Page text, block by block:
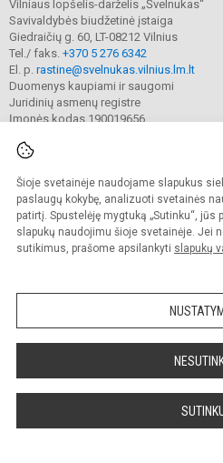
Šioje svetainėje naudojame slapukus
paslaugų kokybę, analizuoti svetainės
patirtį. Spustelėję mygtuką „Sutinku“,
slapukų naudojimu šioje svetainėje. Jei
sutikimus, prašome apsilankyti slapukų
Vilniaus lopšelis-darželis „Švelnukas“
Savivaldybės biudžetinė įstaiga
Giedraičių g. 60, LT-08212 Vilnius
Tel./ faks. +370 5 276 6342
El. p. rastine@svelnukas.vilnius.lm.lt
Duomenys kaupiami ir saugomi
Juridinių asmenų registre
Įmonės kodas 190019656
© 2024. Vilniaus lopšelis-darželis
Kopijuoti turinį be raštiško įstaigos
Prieinamumo paraiška
Sumanus būdas atnaujinti